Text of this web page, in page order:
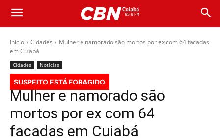
Início Cidades
Mulher e namorado são mortos por ex com 64 facadas
em Cuiabá
Cidades Notícias
SUSPEITO ESTÁ FORAGIDO
Mulher e namorado são
mortos por ex com 64
facadas em Cuiabá